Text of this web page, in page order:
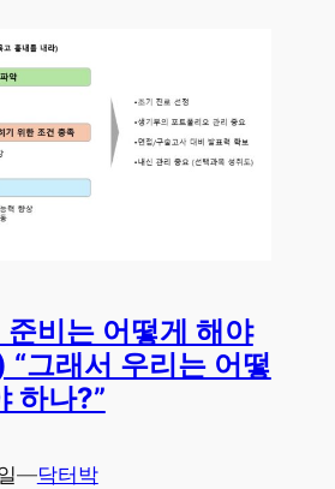
비는 어떻게 해야
“그래서 우리는 어떻
하나?”
—닥터박